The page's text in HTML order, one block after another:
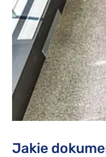
Jakie